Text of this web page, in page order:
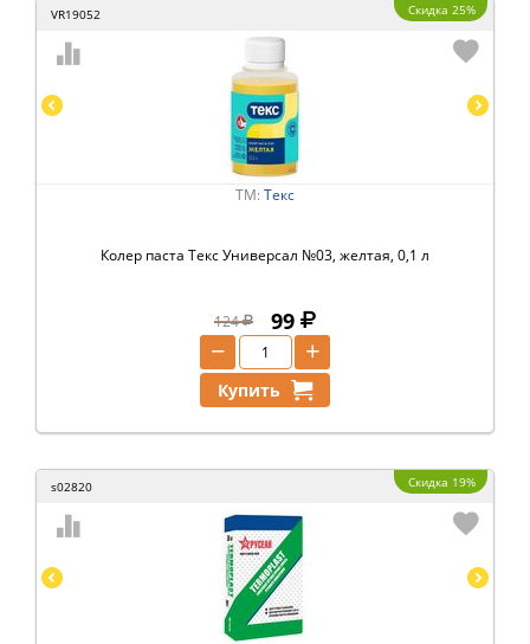
VR19052 Скидка 25%
ТМ: Текс
Колер паста Текс Универсал №03, желтая, 0,1 л
124 99
+
−
Купить
s02820 Скидка 19%